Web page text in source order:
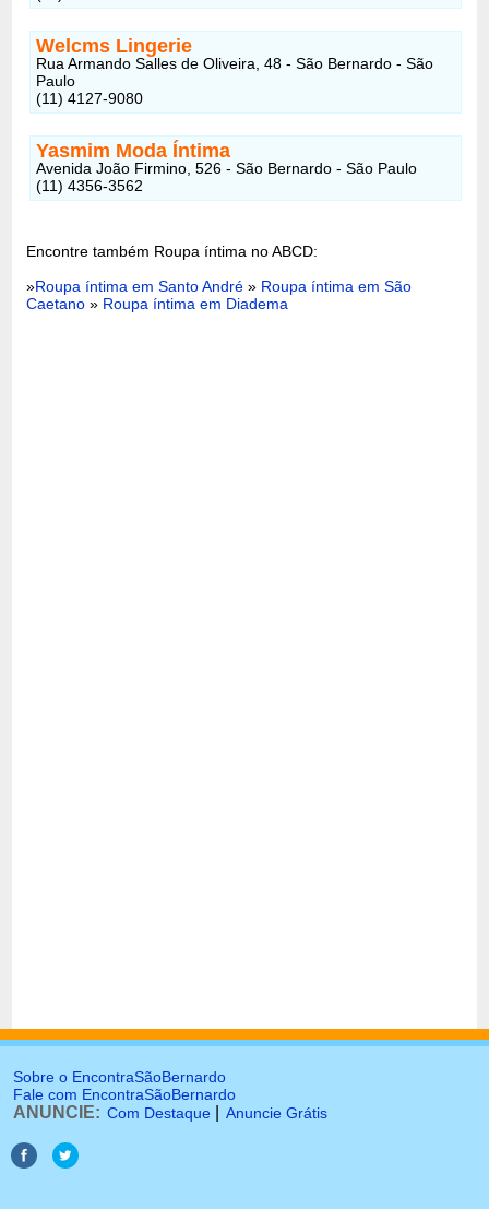
Welcms Lingerie
Rua Armando Salles de Oliveira, 48 - São Bernardo - São
Paulo
(11) 4127-9080
Yasmim Moda Íntima
Avenida João Firmino, 526 - São Bernardo - São Paulo
(11) 4356-3562
Encontre também Roupa íntima no ABCD:
»Roupa íntima em Santo André» Roupa íntima em São
Caetano » Roupa íntima em Diadema
Sobre o EncontraSãoBernardo
Fale com EncontraSãoBernardo
ANUNCIE: Com Destaque Anuncie Grátis